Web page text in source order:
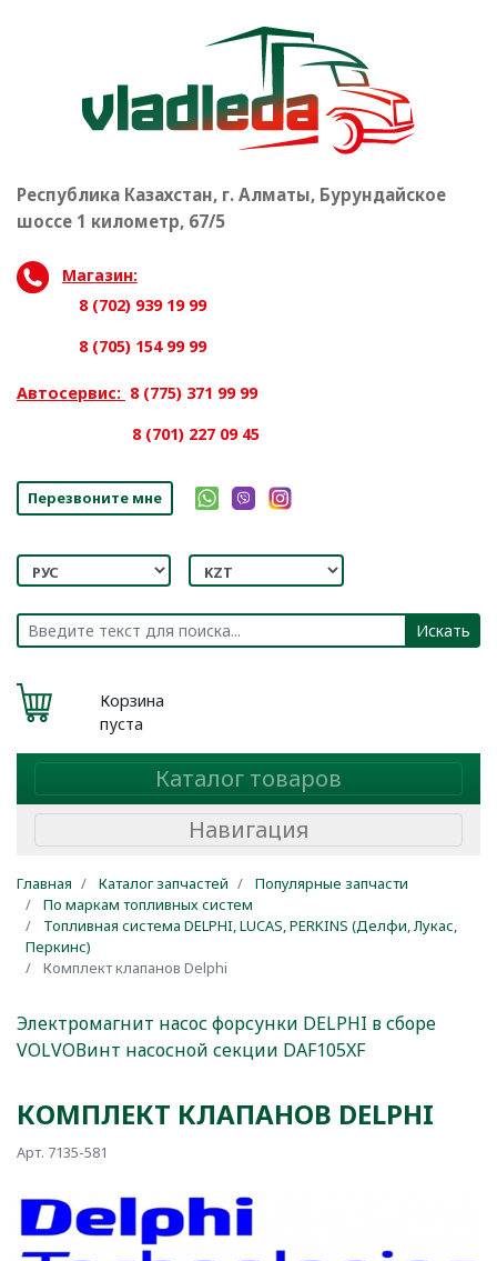
Республика Казахстан, г. Алматы, Бурундайское
шоссе 1 километр, 67/5
Магазин:
8 (702) 939 19 99
8 (705) 154 99 99
Автосервис: 8 (775) 371 99 99
8 (701) 227 09 45
Перезвоните мне
Искать
Корзина
пуста
Каталог товаров
Навигация
Главная Каталог запчастей
Популярные запчасти
По маркам топливных систем
Топливная система DELPHI, LUCAS, PERKINS (Делфи, Лукас,
Перкинс)
Комплект клапанов Delphi
Электромагнит насос форсунки DELPHI в сборе
VOLVOВинт насосной секции DAF105XF
КОМПЛЕКТ КЛАПАНОВ DELPHI
Арт. 7135-581